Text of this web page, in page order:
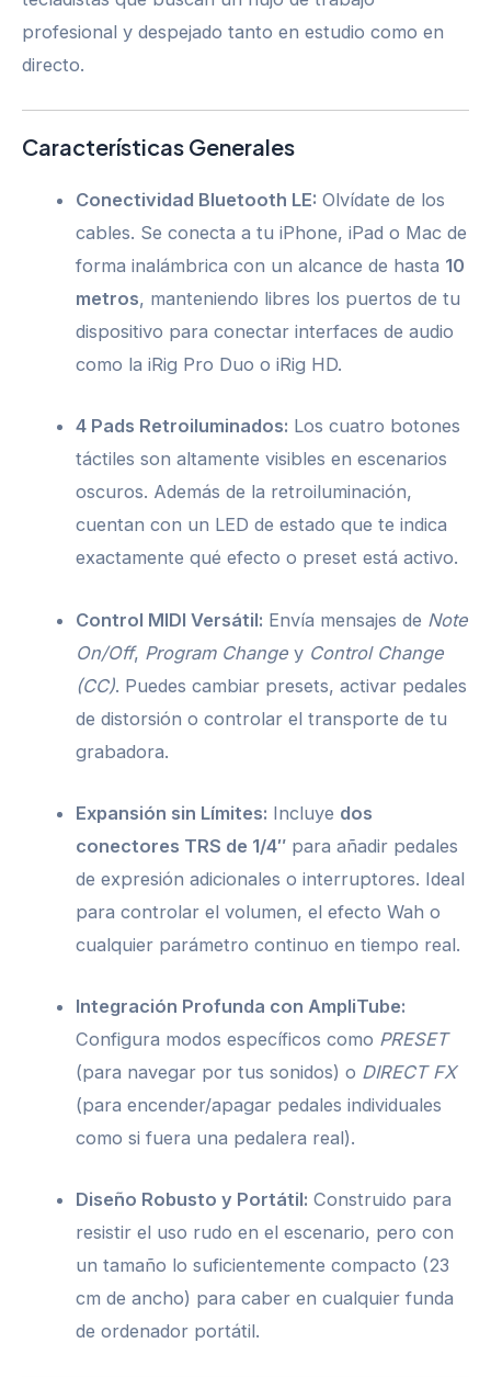
profesional y despejado tanto en estudio como en
directo.
Características Generales
Conectividad Bluetooth LE: Olvídate de los
cables. Se conecta a tu iPhone, iPad o Mac de
forma inalámbrica con un alcance de hasta 10
metros, manteniendo libres los puertos de tu
dispositivo para conectar interfaces de audio
como la iRig Pro Duo o iRig HD.
4 Pads Retroiluminados: Los cuatro botones
táctiles son altamente visibles en escenarios
oscuros. Además de la retroiluminación,
cuentan con un LED de estado que te indica
exactamente qué efecto o preset está activo.
Control MIDI Versátil: Envía mensajes de Note
On/Off, Program Change y Control Change
(CC). Puedes cambiar presets, activar pedales
de distorsión o controlar el transporte de tu
grabadora.
Expansión sin Límites: Incluye dos
conectores TRS de 1/4″ para añadir pedales
de expresión adicionales o interruptores. Ideal
para controlar el volumen, el efecto Wah o
cualquier parámetro continuo en tiempo real.
Integración Profunda con AmpliTube:
Configura modos específicos como PRESET
(para navegar por tus sonidos) o DIRECT FX
(para encender/apagar pedales individuales
como si fuera una pedalera real).
Diseño Robusto y Portátil: Construido para
resistir el uso rudo en el escenario, pero con
un tamaño lo suficientemente compacto (23
cm de ancho) para caber en cualquier funda
de ordenador portátil.